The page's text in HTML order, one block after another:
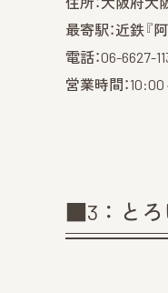
最寄駅：近鉄『
電話：06-6627-
営業時間：
■3：とろ